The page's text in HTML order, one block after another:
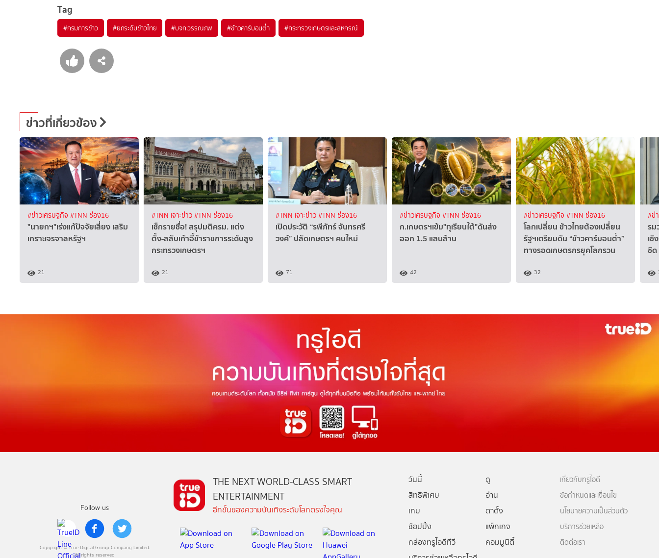
Tag
#กรมการข้าว #ยกระดับข้าวไทย #บจก.วรรณภพ #ข้าวคาร์บอนต่ำ #กระทรวงเกษตรและสหกรณ์
ข่าวที่เกี่ยวข้อง
#ข่าวเศรษฐกิจ #TNN ช่อง16
"นายกฯ"เร่งแก้ปัจจัยเสี่ยง เสริม
เกราะเจรจาสหรัฐฯ
21
#TNN เจาะข่าว#TNN ช่อง16
เช็กรายชื่อ! สรุปมติครม. แต่ง
ตั้ง-สลับเก้าอี้ข้าราชการระดับสูง
กระทรวงเกษตรฯ
21
#TNN เจาะข่าว#TNN ช่อง16
เปิดประวัติ “รพีภัทร์ จันทรศรี
วงศ์” ปลัดเกษตรฯ คนใหม่
71
#ข่าวเศรษฐกิจ #TNN ช่อง16
ก.เกษตรฯเข้ม"ทุเรียนใต้"ดันส่ง
ออก 1.5 แสนล้าน
42
#ข่าวเศรษฐกิจ #TNN ช่อง16
โลกเปลี่ยน ข้าวไทยต้องเปลี่ยน
รัฐฯเตรียมดัน “ข้าวคาร์บอนต่ำ”
ทางรอดเกษตรกรยุคโลกรวน
32
#ข่
รม
เ
ชิด
Follow us
Copyright © True Digital Group Company Limited.
All rights reserved
THE NEXT WORLD-CLASS SMART
ENTERTAINMENT
อีกขั้นของความบันเทิงระดับโลกตรงใจคุณ
วันนี้
ดู
สิทธิพิเศษ
อ่าน
เกม
ตาตั้ง
ช้อปปิ้ง
แพ็กเกจ
กล่องทรูไอดีทีวี
คอมมูนิตี้
เกี่ยวกับทรูไอดี
ข้อกำหนดและเงื่อนไข
นโยบายความเป็นส่วนตัว
บริการช่วยเหลือ
ติดต่อเรา